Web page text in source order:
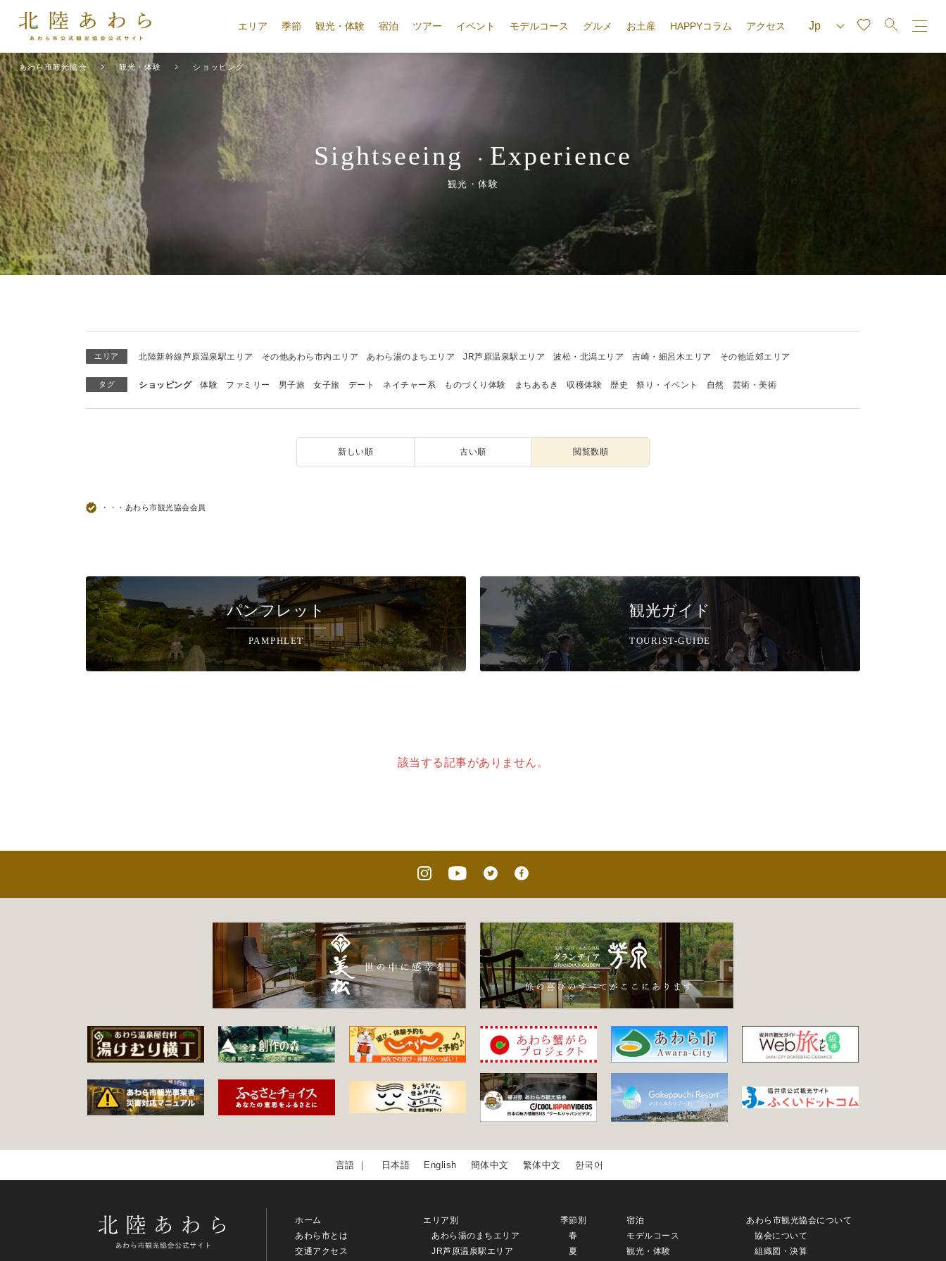
エリア 季節 観光・体験 宿泊 ツアー イベント モデルコース グルメ お土産 HAPPYコラム アクセス
あわら市観光協会 観光・体験 ショッピング
Sightseeing ・ Experience
観光・体験
エリア 北陸新幹線芦原温泉駅エリア その他あわら市内エリア あわら湯のまちエリア JR芦原温泉駅エリア 波松・北潟エリア 吉崎・細呂木エリア その他近郊エリア
タグ ショッピング 体験 ファミリー 男子旅 女子旅 デート ネイチャー系 ものづくり体験 まちあるき 収穫体験 歴史 祭り・イベント 自然 芸術・美術
新しい順 古い順 閲覧数順
・・・あわら市観光協会会員
パンフレット
PAMPHLET
観光ガイド
TOURIST-GUIDE
該当する記事がありません。
日本語 English 簡体中文 繁体中文 한국어
ホーム
あわら市とは
交通アクセス
エリア別
あわら湯のまちエリア
JR芦原温泉駅エリア
季節別
春
夏
宿泊
モデルコース
観光・体験
あわら市観光協会について
協会について
組織図・決算